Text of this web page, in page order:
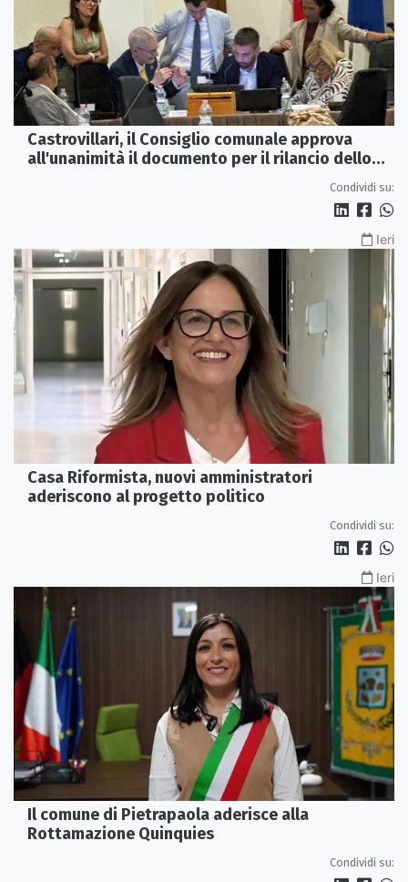
Castrovillari, il Consiglio comunale approva
all'unanimità il documento per il rilancio dello
Condividi su:
Ieri
Casa Riformista, nuovi amministratori
aderiscono al progetto politico
Condividi su:
Ieri
Il comune di Pietrapaola aderisce alla
Rottamazione Quinquies
Condividi su: